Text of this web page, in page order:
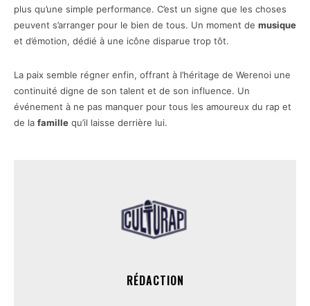
plus qu’une simple performance. C’est un signe que les choses
peuvent s’arranger pour le bien de tous. Un moment de musique
et d’émotion, dédié à une icône disparue trop tôt.
La paix semble régner enfin, offrant à l’héritage de Werenoi une
continuité digne de son talent et de son influence. Un
événement à ne pas manquer pour tous les amoureux du rap et
de la famille qu’il laisse derrière lui.
RÉDACTION